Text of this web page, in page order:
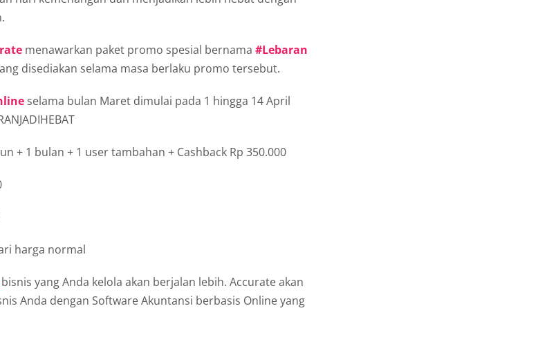
menawarkan paket promo spesial bernama #Lebaran
disediakan selama masa berlaku promo tersebut.
selama bulan Maret dimulai pada 1 hingga 14 April
+ 1 bulan + 1 user tambahan + Cashback Rp 350.000
harga normal
bisnis yang Anda kelola akan berjalan lebih. Accurate akan
Anda dengan Software Akuntansi berbasis Online yang